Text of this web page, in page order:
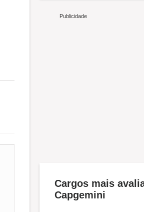
Cargos mais
Capgemini